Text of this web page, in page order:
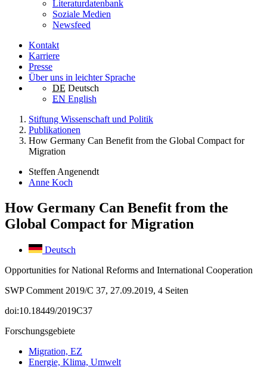
Literaturdatenbank
Soziale Medien
Newsfeed
Kontakt
Karriere
Presse
Über uns in leichter Sprache
DE Deutsch
EN English
Stiftung Wissenschaft und Politik
Publikationen
How Germany Can Benefit from the Global Compact for
Migration
Steffen Angenendt
Anne Koch
How Germany Can Benefit from the
Global Compact for Migration
Deutsch
Opportunities for National Reforms and International Cooperation
SWP Comment 2019/C 37, 27.09.2019, 4 Seiten
doi:10.18449/2019C37
Forschungsgebiete
Migration, EZ
Energie, Klima, Umwelt